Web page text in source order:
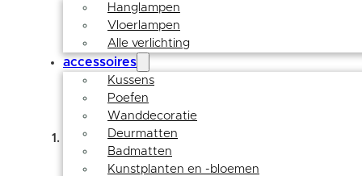
Hanglampen
Vloerlampen
Alle verlichting
accessoires
Kussens
Poefen
Wanddecoratie
Deurmatten
Badmatten
Kunstplanten en -bloemen